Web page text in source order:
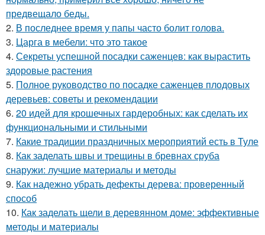
предвещало беды.
2. В последнее время у папы часто болит голова.
3. Царга в мебели: что это такое
4. Секреты успешной посадки саженцев: как вырастить
здоровые растения
5. Полное руководство по посадке саженцев плодовых
деревьев: советы и рекомендации
6. 20 идей для крошечных гардеробных: как сделать их
функциональными и стильными
7. Какие традиции праздничных мероприятий есть в Туле
8. Как заделать швы и трещины в бревнах сруба
снаружи: лучшие материалы и методы
9. Как надежно убрать дефекты дерева: проверенный
способ
10. Как заделать щели в деревянном доме: эффективные
методы и материалы